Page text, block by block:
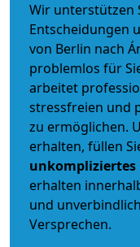
Wir unterstützen
Entscheidungen
von Berlin nach
problemlos für
arbeitet
stressfreien und
zu ermöglichen.
erhalten, füllen
unkompliziertes
erhalten
und
Versprechen.